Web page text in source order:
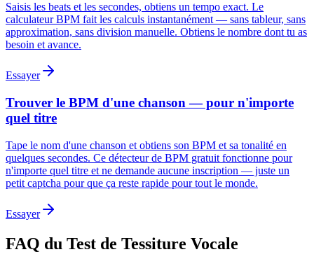
Saisis les beats et les secondes, obtiens un tempo exact. Le
calculateur BPM fait les calculs instantanément — sans tableur, sans
approximation, sans division manuelle. Obtiens le nombre dont tu as
besoin et avance.
Essayer
Trouver le BPM d'une chanson — pour n'importe
quel titre
Tape le nom d'une chanson et obtiens son BPM et sa tonalité en
quelques secondes. Ce détecteur de BPM gratuit fonctionne pour
n'importe quel titre et ne demande aucune inscription — juste un
petit captcha pour que ça reste rapide pour tout le monde.
Essayer
FAQ du Test de Tessiture Vocale